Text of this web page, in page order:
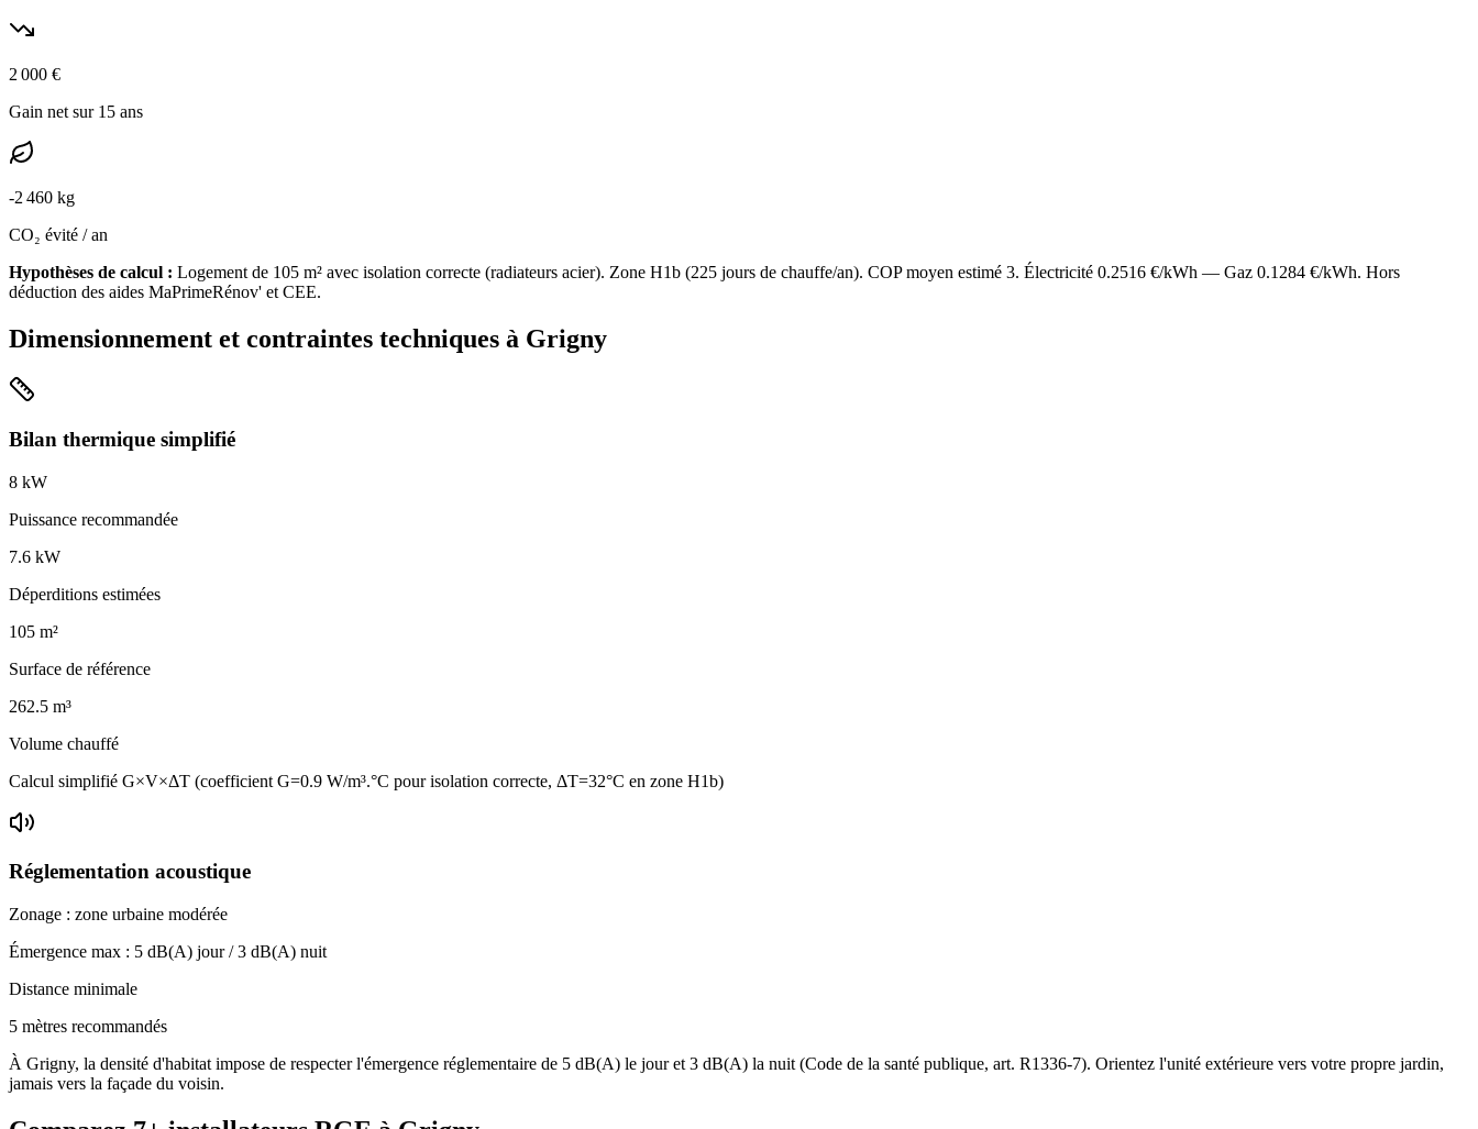
2 000 €
Gain net sur 15 ans
-2 460 kg
CO₂ évité / an
Hypothèses de calcul : Logement de 105 m² avec isolation correcte (radiateurs acier). Zone H1b (225 jours de chauffe/an). COP moyen estimé 3. Électricité 0.2516 €/kWh — Gaz 0.1284 €/kWh. Hors
déduction des aides MaPrimeRénov' et CEE.
Dimensionnement et contraintes techniques à Grigny
Bilan thermique simplifié
8 kW
Puissance recommandée
7.6 kW
Déperditions estimées
105 m²
Surface de référence
262.5 m³
Volume chauffé
Calcul simplifié G×V×ΔT (coefficient G=0.9 W/m³.°C pour isolation correcte, ΔT=32°C en zone H1b)
Réglementation acoustique
Zonage : zone urbaine modérée
Émergence max : 5 dB(A) jour /3 dB(A) nuit
Distance minimale
5 mètres recommandés
À Grigny, la densité d'habitat impose de respecter l'émergence réglementaire de 5 dB(A) le jour et 3 dB(A) la nuit (Code de la santé publique, art. R1336-7). Orientez l'unité extérieure vers votre propre jardin,
jamais vers la façade du voisin.